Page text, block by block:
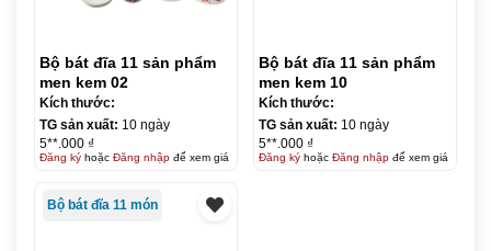
Bộ bát đĩa 11 sản phẩm
men kem 02
Kích thước:
TG sản xuất: 10 ngày
5**.000 ₫
Đăng kýhoặc Đăng nhậpđể xem giá
Bộ bát đĩa 11 sản phẩm
men kem 10
Kích thước:
TG sản xuất: 10 ngày
5**.000 ₫
Đăng kýhoặc Đăng nhậpđể xem giá
Bộ bát đĩa 11 món